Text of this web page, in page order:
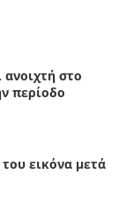
ανοιχτή στο
περίοδο
εικόνα μετά